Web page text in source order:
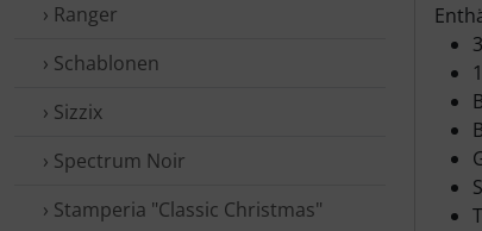
› Ranger
› Schablonen
› Sizzix
› Spectrum Noir
› Stamperia "Classic Christmas"